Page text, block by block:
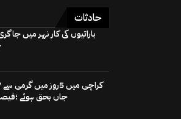
حادثات
جاں بحق ہوئے